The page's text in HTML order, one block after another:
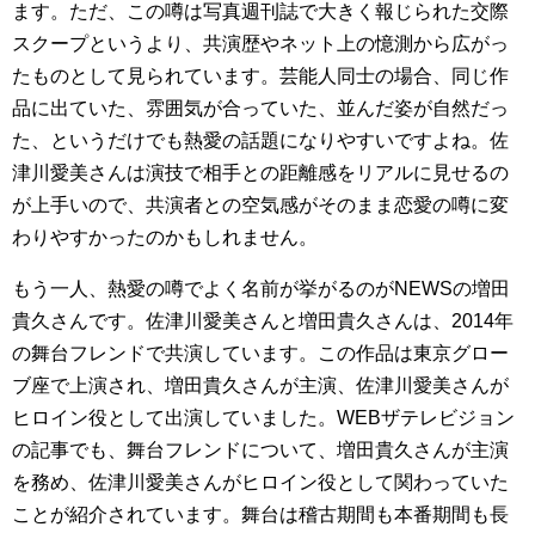
ます。ただ、この噂は写真週刊誌で大きく報じられた交際
スクープというより、共演歴やネット上の憶測から広がっ
たものとして見られています。芸能人同士の場合、同じ作
品に出ていた、雰囲気が合っていた、並んだ姿が自然だっ
た、というだけでも熱愛の話題になりやすいですよね。佐
津川愛美さんは演技で相手との距離感をリアルに見せるの
が上手いので、共演者との空気感がそのまま恋愛の噂に変
わりやすかったのかもしれません。
もう一人、熱愛の噂でよく名前が挙がるのがNEWSの増田
貴久さんです。佐津川愛美さんと増田貴久さんは、2014年
の舞台フレンドで共演しています。この作品は東京グロー
ブ座で上演され、増田貴久さんが主演、佐津川愛美さんが
ヒロイン役として出演していました。WEBザテレビジョン
の記事でも、舞台フレンドについて、増田貴久さんが主演
を務め、佐津川愛美さんがヒロイン役として関わっていた
ことが紹介されています。舞台は稽古期間も本番期間も長